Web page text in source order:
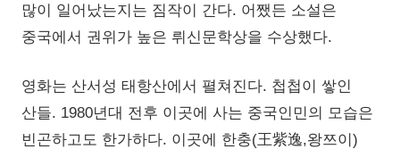
많이 일어났는지는 짐작이 간다. 어쨌든 소설은
중국에서 권위가 높은 뤼신문학상을 수상했다.
영화는 산서성 태항산에서 펼쳐진다. 첩첩이 쌓인
산들. 1980년대 전후 이곳에 사는 중국인민의 모습은
빈곤하고도 한가하다. 이곳에 한충(王紫逸,왕쯔이)